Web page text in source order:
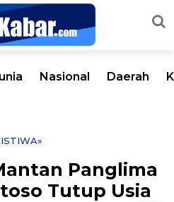
Nasional Daerah
Panglima
Tutup Usia